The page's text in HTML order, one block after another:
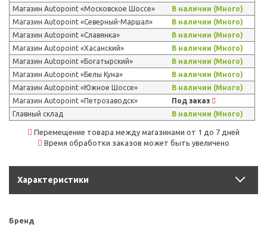
Магазин Autopoint «Московское Шоссе»
В наличии (Много)
Магазин Autopoint «Северный-Маршал»
В наличии (Много)
Магазин Autopoint «Славянка»
В наличии (Много)
Магазин Autopoint «Хасанский»
В наличии (Много)
Магазин Autopoint «Богатырский»
В наличии (Много)
Магазин Autopoint «Белы Куна»
В наличии (Много)
Магазин Autopoint «Южное Шоссе»
В наличии (Много)
Магазин Autopoint «Петрозаводск»
Под заказ
Главный склад
В наличии (Много)
Перемещение товара между магазинами от 1 до 7 дней
Время обработки заказов может быть увеличено
Характеристики
Бренд